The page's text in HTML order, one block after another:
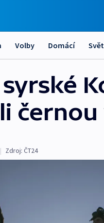
Volby Domácí Svět
syrské
| Zdroj: ČT24